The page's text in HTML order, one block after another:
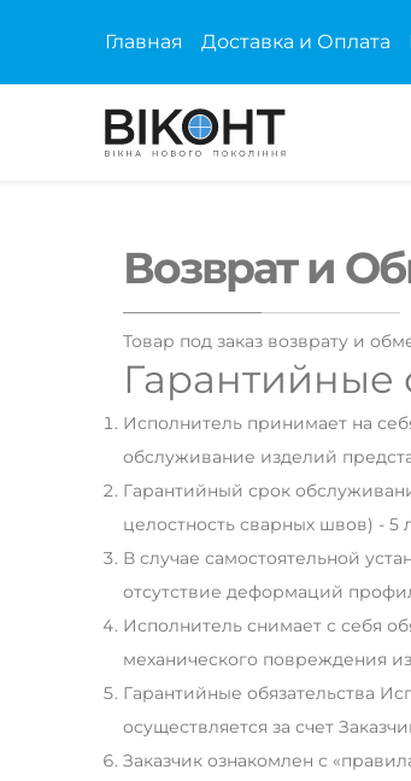
Главная Доставка и Оплата
Возврат и
Товар под заказ возврату и
Гарантийные
Исполнитель принимает на
обслуживание изделий
Гарантийный срок
целостность сварных швов) - 5
В случае самостоятельной
отсутствие деформаций
Исполнитель снимает с себя
механического повреждения
Гарантийные обязательства
осуществляется за счет
Заказчик ознакомлен с